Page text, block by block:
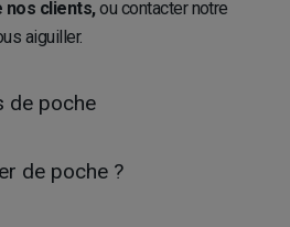
nos clients,ou contacter notre
aiguiller.
de poche
de poche ?